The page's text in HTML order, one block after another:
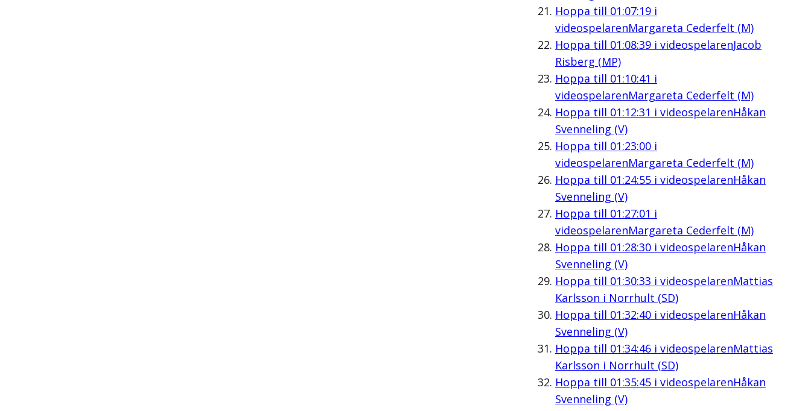
Hoppa till 01:07:19i
videospelarenMargareta Cederfelt (M)
Hoppa till 01:08:39i videospelarenJacob
Risberg (MP)
Hoppa till 01:10:41 i
videospelarenMargareta Cederfelt (M)
Hoppa till 01:12:31 i videospelarenHåkan
Svenneling (V)
Hoppa till 01:23:00i
videospelarenMargareta Cederfelt (M)
Hoppa till 01:24:55i videospelarenHåkan
Svenneling (V)
Hoppa till 01:27:01 i
videospelarenMargareta Cederfelt (M)
Hoppa till 01:28:30i videospelarenHåkan
Svenneling (V)
Hoppa till 01:30:33 i videospelarenMattias
Karlsson i Norrhult (SD)
Hoppa till 01:32:40i videospelarenHåkan
Svenneling (V)
Hoppa till 01:34:46i videospelarenMattias
Karlsson i Norrhult (SD)
Hoppa till 01:35:45i videospelarenHåkan
Svenneling (V)